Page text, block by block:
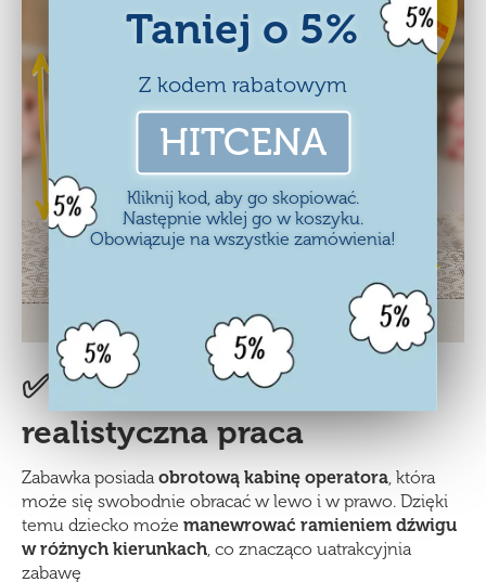
Taniej o 5%
Z kodem rabatowym
HITCENA
Kliknij kod, aby go skopiować.
Następnie wklej go w koszyku.
Obowiązuje na wszystkie zamówienia!
✅ Obrotowa kabina –
realistyczna praca
Zabawka posiada obrotową kabinę operatora, która
może się swobodnie obracać w lewo i w prawo. Dzięki
temu dziecko może manewrować ramieniem dźwigu
w różnych kierunkach, co znacząco uatrakcyjnia
zabawę